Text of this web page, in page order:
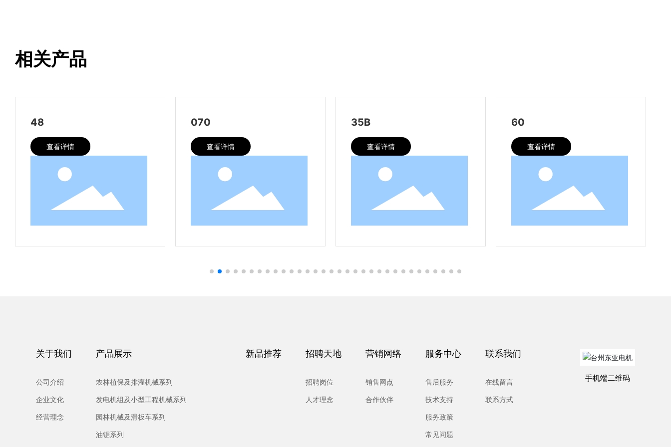
相关产品
48
查看详情
070
查看详情
35B
查看详情
60
查看详情
关于我们
公司介绍
企业文化
经营理念
产品展示
农林植保及排灌机械系列
发电机组及小型工程机械系列
园林机械及滑板车系列
油锯系列
新品推荐 招聘天地
招聘岗位
人才理念
营销网络
销售网点
合作伙伴
服务中心
售后服务
技术支持
服务政策
常见问题
联系我们
在线留言
联系方式
手机端二维码